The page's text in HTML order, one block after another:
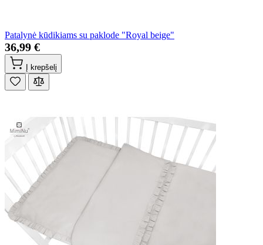
Patalynė kūdikiams su paklode "Royal beige"
36,99 €
Į krepšelį